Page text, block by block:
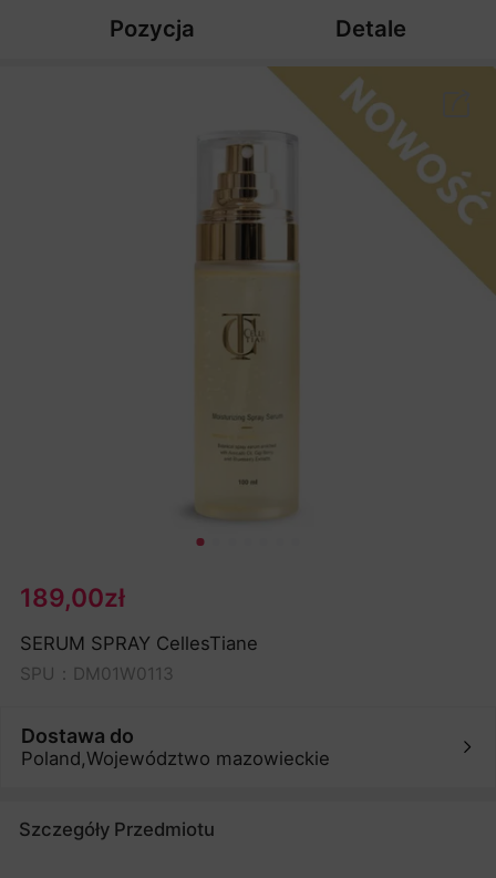
Pozycja Detale
189,00zł
SERUM SPRAY CellesTiane
SPU：DM01W0113
Dostawa do
Poland,Województwo mazowieckie
Szczegóły Przedmiotu